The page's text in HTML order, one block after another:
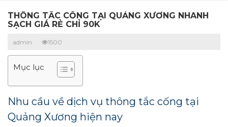
THÔNG TẮC CỐNG TẠI QUẢNG XƯƠNG NHANH
SẠCH GIÁ RẺ CHỈ 90K
admin 1500
Mục lục
Nhu cầu về dịch vụ thông tắc cống tại
Quảng Xương hiện nay